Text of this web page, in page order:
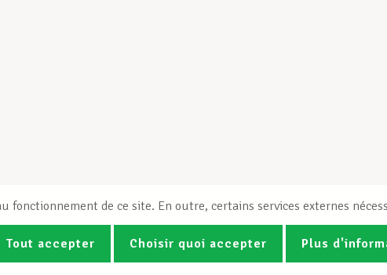
fonctionnement de ce site. En outre, certains services externes
Tout accepter Choisir quoi accepter Plus